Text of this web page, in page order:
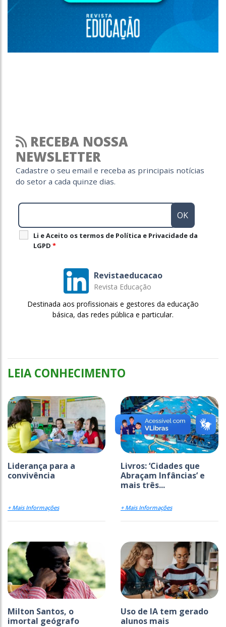
RECEBA NOSSA
NEWSLETTER
Cadastre o seu email e receba as principais notícias
do setor a cada quinze dias.
Li e Aceito os termos de Política e Privacidade da
LGPD *
Revistaeducacao
Revista Educação
Destinada aos profissionais e gestores da educação
básica, das redes pública e particular.
LEIA CONHECIMENTO
Liderança para a
convivência
+ Mais Informações
Livros: ‘Cidades que
Abraçam Infâncias’ e
mais três...
+ Mais Informações
Milton Santos, o
imortal geógrafo
Uso de IA tem gerado
alunos mais